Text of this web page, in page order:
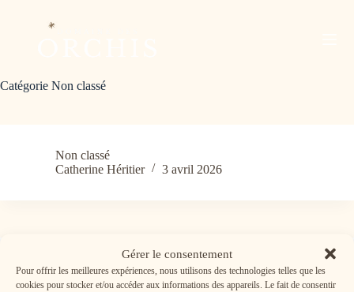
Gérer le consentement
Pour offrir les meilleures expériences, nous utilisons des technologies telles que les
cookies pour stocker et/ou accéder aux informations des appareils. Le fait de consentir
Catégorie Non classé
Non classé
Catherine Héritier
3 avril 2026
Ils parlent de nous